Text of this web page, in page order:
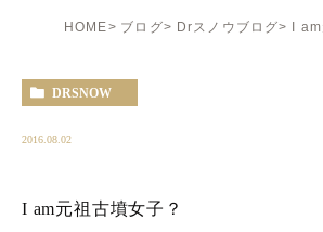
HOME ブログ Drスノウブログ I
DRSNOW
2016.08.02
I am元祖古墳女子？